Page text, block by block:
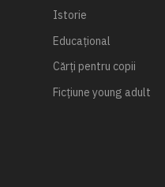
Istorie
Educațional
Cărți pentru copii
Ficțiune young adult